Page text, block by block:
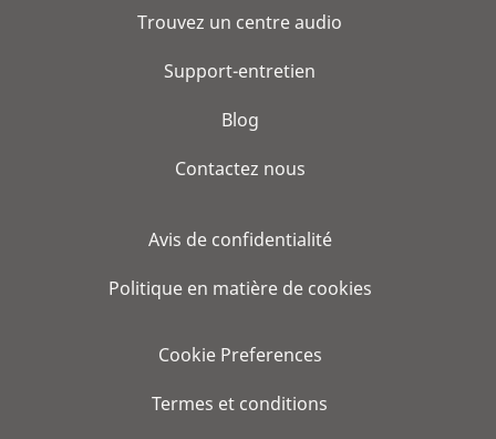
Trouvez un centre audio
Support-entretien
Blog
Contactez nous
Avis de confidentialité
Politique en matière de cookies
Cookie Preferences
Termes et conditions